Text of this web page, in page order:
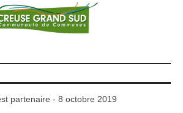
partenaire - 8 octobre 2019